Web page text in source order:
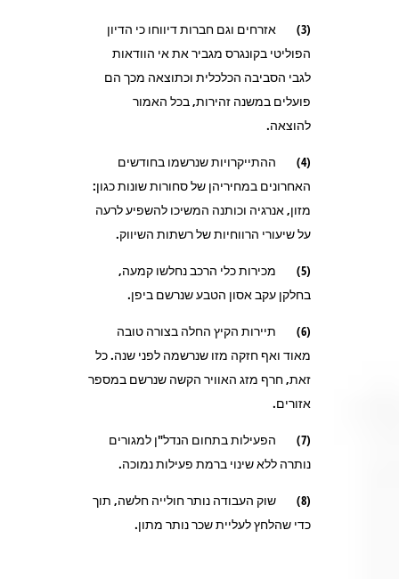
(3) אזרחים וגם חברות דיווחו כי הדיון
הפוליטי בקונגרס מגביר את אי הוודאות
לגבי הסביבה הכלכלית וכתוצאה מכך הם
פועלים במשנה זהירות, בכל האמור
להוצאה.
(4) ההתייקרויות שנרשמו בחודשים
האחרונים במחיריהן של סחורות שונות כגון:
מזון, אנרגיה וכותנה המשיכו להשפיע לרעה
על שיעורי הרווחיות של רשתות השיווק.
(5) מכירות כלי הרכב נחלשו קמעה,
בחלקן עקב אסון הטבע שנרשם ביפן.
(6) תיירות הקיץ החלה בצורה טובה
מאוד ואף חזקה מזו שנרשמה לפני שנה. כל
זאת, חרף מזג האוויר הקשה שנרשם במספר
אזורים.
(7) הפעילות בתחום הנדל"ן למגורים
נותרה ללא שינוי ברמת פעילות נמוכה.
(8) שוק העבודה נותר חולייה חלשה, תוך
כדי שהלחץ לעליית שכר נותר מתון.